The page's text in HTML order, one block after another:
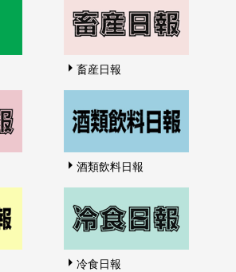
畜産日報
酒類飲料日報
冷食日報